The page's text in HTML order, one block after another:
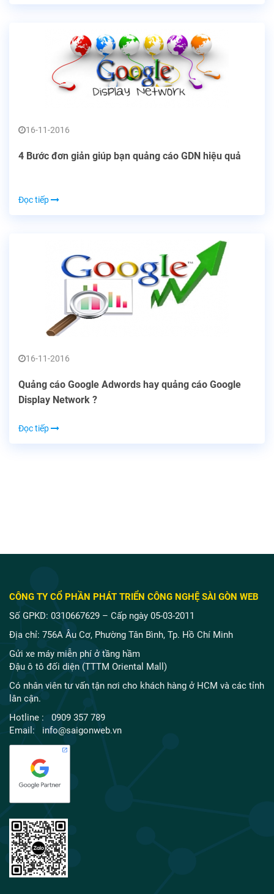
16-11-2016
4 Bước đơn giản giúp bạn quảng cáo GDN hiệu quả
Đọc tiếp
16-11-2016
Quảng cáo Google Adwords hay quảng cáo Google
Display Network ?
Đọc tiếp
CÔNG TY CỔ PHẦN PHÁT TRIỂN CÔNG NGHỆ SÀI GÒN WEB
Số GPKD: 0310667629 – Cấp ngày 05-03-2011
Địa chỉ: 756A Âu Cơ, Phường Tân Bình, Tp. Hồ Chí Minh
Gửi xe máy miễn phí ở tầng hầm
Đậu ô tô đối diện (TTTM Oriental Mall)
Có nhân viên tư vấn tận nơi cho khách hàng ở HCM và các tỉnh
lân cận.
Hotline : 0909 357 789
Email: info@saigonweb.vn